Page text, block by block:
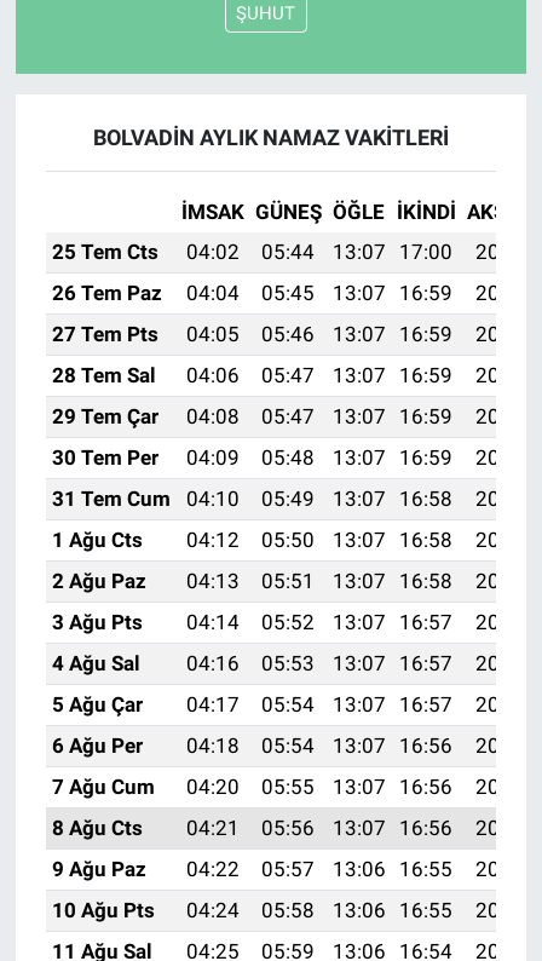
ŞUHUT
BOLVADİN AYLIK NAMAZ VAKITLERI
İMSAK GÜNEŞ ÖĞLE İKINDI AKŞAM
25 Tem Cts
04:02 05:44 13:07 17:00
20:21
26 Tem Paz
04:04 05:45 13:07 16:59
20:20
27 Tem Pts
04:05 05:46 13:07 16:59
20:19
28 Tem Sal
04:06 05:47 13:07 16:59
20:18
29 Tem Çar
04:08 05:47 13:07 16:59
20:17
30 Tem Per
04:09 05:48 13:07 16:59
20:16
31 Tem Cum
04:10 05:49 13:07 16:58
20:15
1 Ağu Cts
04:12 05:50 13:07 16:58
20:14
2 Ağu Paz
04:13 05:51 13:07 16:58
20:13
3 Ağu Pts
04:14 05:52 13:07 16:57
20:12
4 Ağu Sal
04:16 05:53 13:07 16:57
20:11
5 Ağu Çar
04:17 05:54 13:07 16:57
20:10
6 Ağu Per
04:18 05:54 13:07 16:56
20:09
7 Ağu Cum
04:20 05:55 13:07 16:56
20:08
8 Ağu Cts
04:21 05:56 13:07 16:56
20:07
9 Ağu Paz
04:22 05:57 13:06 16:55
20:06
10 Ağu Pts
04:24 05:58 13:06 16:55
20:05
11 Ağu Sal
04:25 05:59 13:06 16:54
20:03